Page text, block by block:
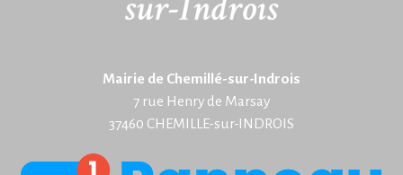
Mairie de Chemillé-sur-Indrois
7 rue Henry de Marsay
37460 CHEMILLE-sur-INDROIS